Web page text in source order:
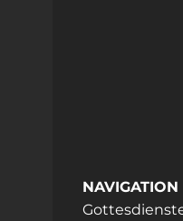
NAVIGATION